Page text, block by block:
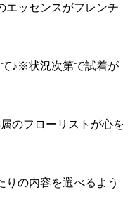
エッセンスがフレンチ
て♪※状況次第で試着が
のフローリストが心を
りの内容を選べるよう